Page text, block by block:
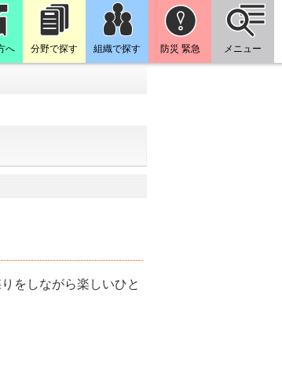
へ 分野で探す 組織で探す 防災 緊急 メニュー
をしながら楽しいひと